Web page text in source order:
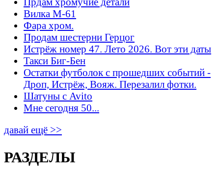
Вилка М-61
Фара хром.
Продам шестерни Герцог
Истрёж номер 47. Лето 2026. Вот эти даты
Такси Биг-Бен
Остатки футболок с прошедших событий -
Дроп, Истрёж, Вояж. Перезалил фотки.
Шатуны с Avito
Мне сегодня 50...
давай ещё >>
РАЗДЕЛЫ